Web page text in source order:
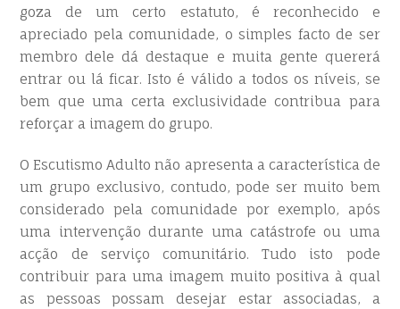
goza de um certo estatuto, é reconhecido e
apreciado pela comunidade, o simples facto de ser
membro dele dá destaque e muita gente quererá
entrar ou lá ficar. Isto é válido a todos os níveis, se
bem que uma certa exclusividade contribua para
reforçar a imagem do grupo.
O Escutismo Adulto não apresenta a característica de
um grupo exclusivo, contudo, pode ser muito bem
considerado pela comunidade por exemplo, após
uma intervenção durante uma catástrofe ou uma
acção de serviço comunitário. Tudo isto pode
contribuir para uma imagem muito positiva à qual
as pessoas possam desejar estar associadas, a